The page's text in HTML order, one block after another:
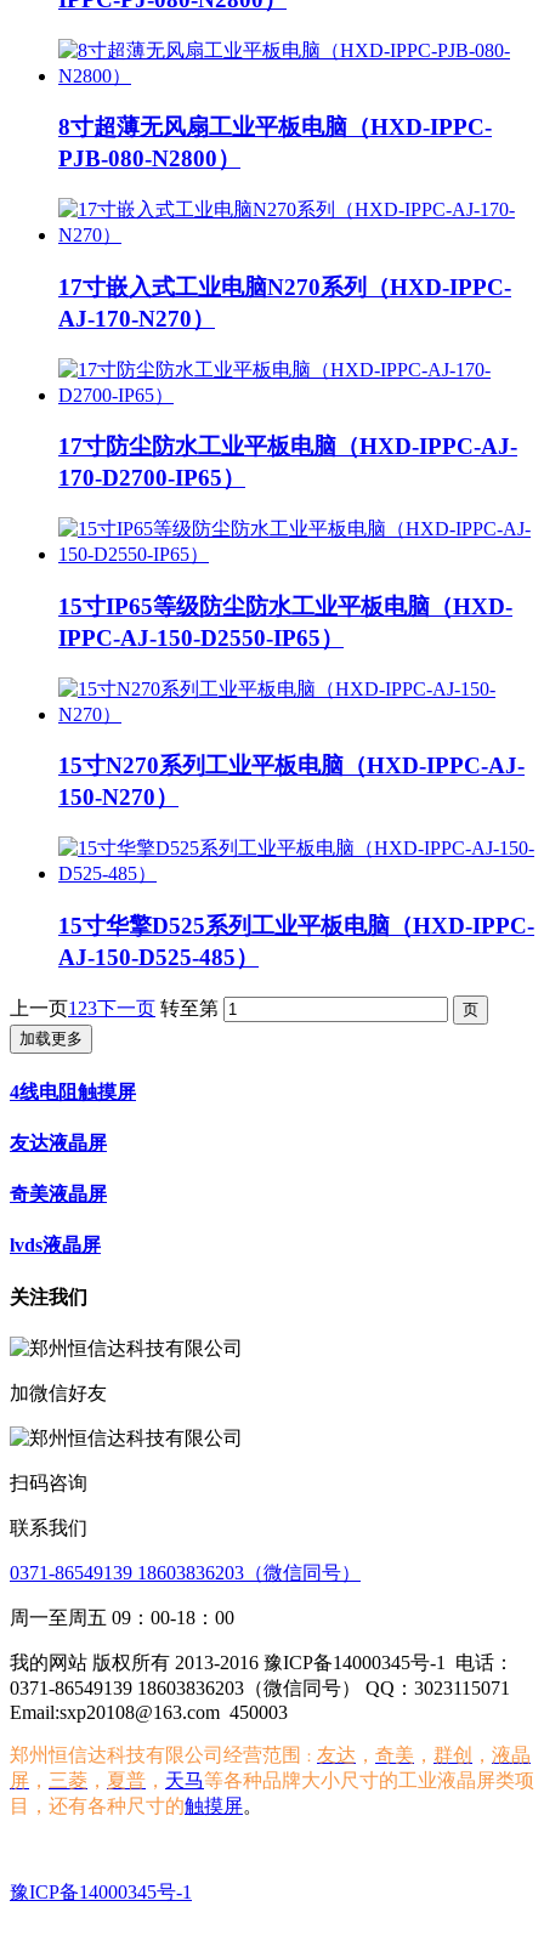
8寸超薄无风扇工业平板电脑（HXD-IPPC-
PJB-080-N2800）
17寸嵌入式工业电脑N270系列（HXD-IPPC-
AJ-170-N270）
17寸防尘防水工业平板电脑（HXD-IPPC-AJ-
170-D2700-IP65）
15寸IP65等级防尘防水工业平板电脑（HXD-
IPPC-AJ-150-D2550-IP65）
15寸N270系列工业平板电脑（HXD-IPPC-AJ-
150-N270）
15寸华擎D525系列工业平板电脑（HXD-IPPC-
AJ-150-D525-485）
上一页1 23下一页 转至第
加载更多
4线电阻触摸屏
友达液晶屏
奇美液晶屏
lvds液晶屏
关注我们
加微信好友
扫码咨询
联系我们
0371-86549139 18603836203（微信同号）
周一至周五 09：00-18：00
我的网站 版权所有 2013-2016 豫ICP备14000345号-1
电话：
0371-86549139 18603836203（微信同号） QQ：3023115071
Email:sxp20108@163.com 450003
郑州恒信达科技有限公司经营范围 ： 友达 ， 奇美 ， 群创 ， 液晶
屏 ， 三菱 ， 夏普 ， 天马等各种品牌大小尺寸的工业液晶屏类项
目，还有各种尺寸的触摸屏。
豫ICP备14000345号-1